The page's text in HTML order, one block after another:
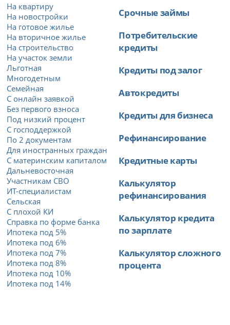
На квартиру
На новостройки
На готовое жилье
На вторичное жилье
На строительство
На участок земли
Льготная
Многодетным
Семейная
С онлайн заявкой
Без первого взноса
Под низкий процент
С господдержкой
По 2 документам
Для иностранных граждан
С материнским капиталом
Дальневосточная
Участникам СВО
ИТ-специалистам
Сельская
С плохой КИ
Справка по форме банка
Ипотека под 5%
Ипотека под 6%
Ипотека под 7%
Ипотека под 8%
Ипотека под 10%
Ипотека под 14%
Срочные займы
Потребительские
кредиты
Кредиты под залог
Автокредиты
Кредиты для бизнеса
Рефинансирование
Кредитные карты
Калькулятор
рефинансирования
Калькулятор кредита
по зарплате
Калькулятор сложного
процента